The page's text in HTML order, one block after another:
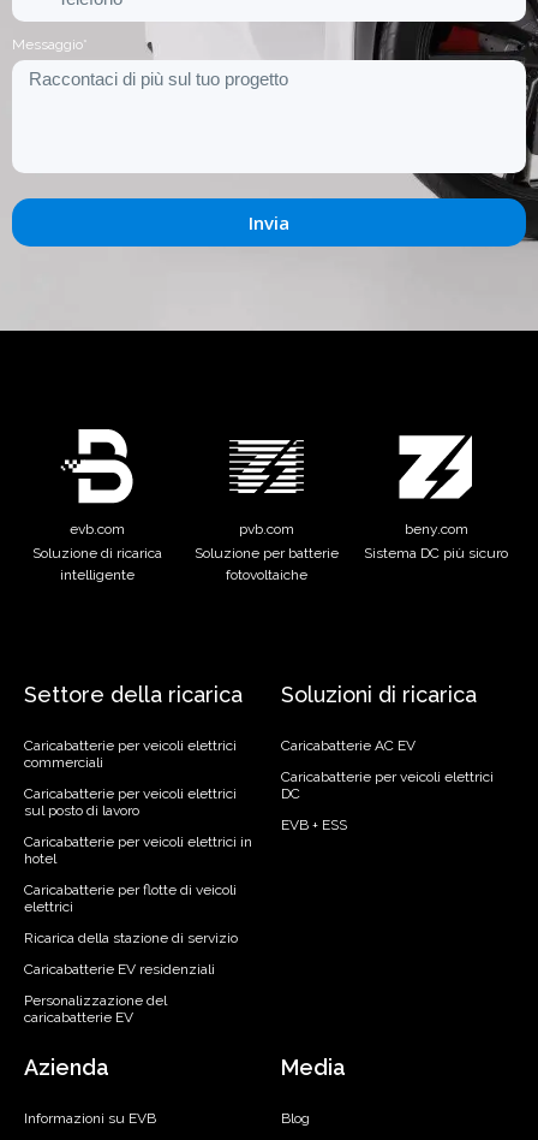
Messaggio*
Invia
evb.com
Soluzione di ricarica
intelligente
pvb.com
Soluzione per batterie
fotovoltaiche
beny.com
Sistema DC più sicuro
Settore della ricarica
Caricabatterie per veicoli elettrici
commerciali
Caricabatterie per veicoli elettrici
sul posto di lavoro
Caricabatterie per veicoli elettrici in
hotel
Caricabatterie per flotte di veicoli
elettrici
Ricarica della stazione di servizio
Caricabatterie EV residenziali
Personalizzazione del
caricabatterie EV
Soluzioni di ricarica
Caricabatterie AC EV
Caricabatterie per veicoli elettrici
DC
EVB + ESS
Azienda
Informazioni su EVB
Media
Blog